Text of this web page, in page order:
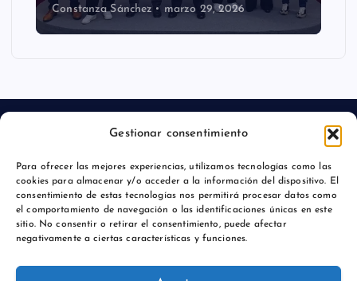
Gestionar consentimiento
Para ofrecer las mejores experiencias, utilizamos tecnologías como las
cookies para almacenar y/o acceder a la información del dispositivo. El
consentimiento de estas tecnologías nos permitirá procesar datos como
el comportamiento de navegación o las identificaciones únicas en este
sitio. No consentir o retirar el consentimiento, puede afectar
negativamente a ciertas características y funciones.
Constanza Sánchez marzo 29, 2026
Aviso legal
Política de privacidad